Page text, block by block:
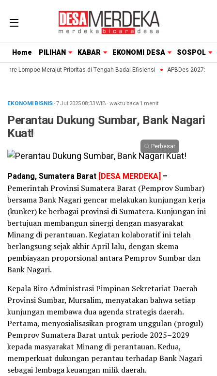
Home PILIHAN KABAR EKONOMI DESA SOSPOL
Lompoe Merajut Prioritas di Tengah Badai Efisiensi APBDes 2027:
EKONOMI BISNIS· 7 Jul 202508:33WIB ·waktu baca 1 menit
Perantau Dukung Sumbar, Bank Nagari
Kuat!
Perbesar
Padang, Sumatera Barat [DESA MERDEKA] –
Pemerintah Provinsi Sumatera Barat (Pemprov Sumbar)
bersama Bank Nagari gencar melakukan kunjungan kerja
(kunker) ke berbagai provinsi di Sumatera. Kunjungan ini
bertujuan membangun sinergi dengan masyarakat
Minang di perantauan. Kegiatan kolaboratif ini telah
berlangsung sejak akhir April lalu, dengan skema
pembiayaan proporsional antara Pemprov Sumbar dan
Bank Nagari.
Kepala Biro Administrasi Pimpinan Sekretariat Daerah
Provinsi Sumbar, Mursalim, menyatakan bahwa setiap
kunjungan membawa dua agenda strategis daerah.
Pertama, menyosialisasikan program unggulan (progul)
Pemprov Sumatera Barat untuk periode 2025–2029
kepada masyarakat Minang di perantauan. Kedua,
memperkuat dukungan perantau terhadap Bank Nagari
sebagai lembaga keuangan milik daerah.